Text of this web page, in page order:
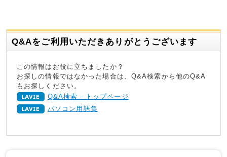
Q&Aをご利用いただきありがとうございます
この情報はお役に立ちましたか？
お探しの情報ではなかった場合は、Q&A検索から他のQ&A
もお探しください。
Q&A検索 - トップページ
パソコン用語集